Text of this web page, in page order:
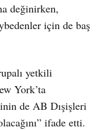
değinirken,
için de baş
yetkili
York’ta
de AB Dışişleri
ifade etti.